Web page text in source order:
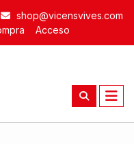
shop@vicensvives.com
Acceso